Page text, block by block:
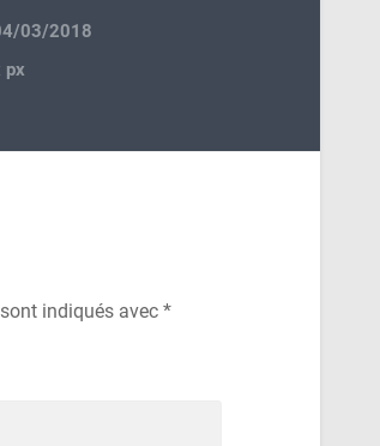
03/2018
px
indiqués avec *